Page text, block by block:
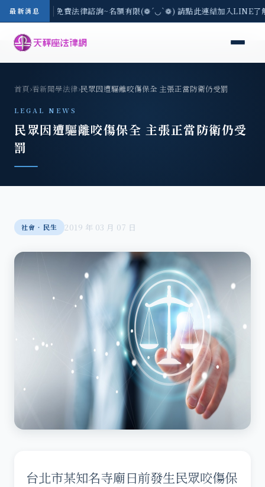
最新消息
-8/3(一) 現場免費法律諮詢~名額有限(❁´◡`❁) 請點此連結加入LINE
首頁›看新聞學法律›民眾因遭驅離咬傷保全 主張正當防衛仍受罰
LEGAL NEWS
民眾因遭驅離咬傷保全 主張正當防衛仍受
罰
社會‧民生 2019 年 03 月 07 日
台北市某知名寺廟日前發生民眾咬傷保